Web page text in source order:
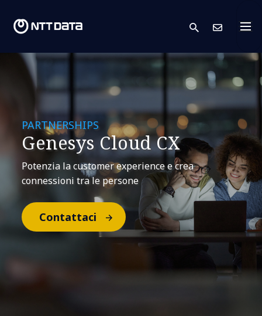
search
PARTNERSHIPS
Genesys Cloud CX
Potenzia la customer experience e crea
connessioni tra le persone
Contattaci